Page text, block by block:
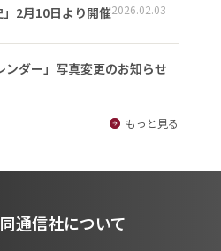
2月10日より開催2026.02.03
ンダー」写真変更のお知らせ
もっと見る
通信社について